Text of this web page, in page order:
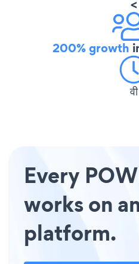
<
200% growth
वी
Every
works on
platform.